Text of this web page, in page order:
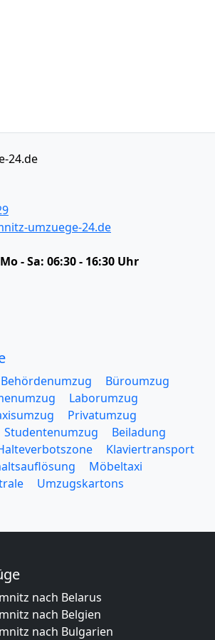
24.de
umzuege-24.de
Mo - Sa: 06:30 - 16:30 Uhr
Behördenumzug
Büroumzug
Laborumzug
Privatumzug
Studentenumzug
Beiladung
Klaviertransport
Möbeltaxi
Umzugskartons
nach Belarus
nach Belgien
nach Bulgarien